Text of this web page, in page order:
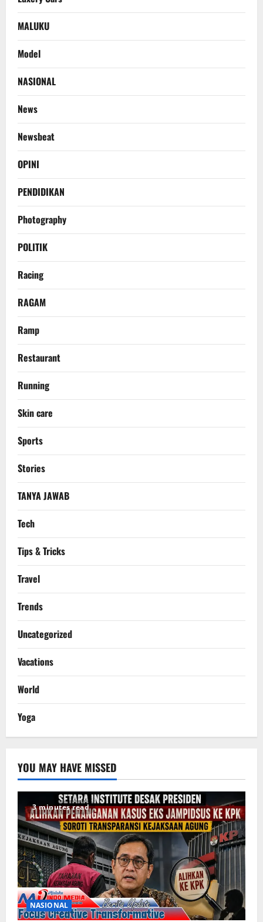
MALUKU
Model
NASIONAL
News
Newsbeat
OPINI
PENDIDIKAN
Photography
POLITIK
Racing
RAGAM
Ramp
Restaurant
Running
Skin care
Sports
Stories
TANYA JAWAB
Tech
Tips & Tricks
Travel
Trends
Uncategorized
Vacations
World
Yoga
YOU MAY HAVE MISSED
3 minutes read
NASIONAL